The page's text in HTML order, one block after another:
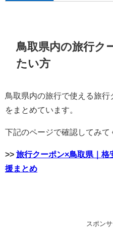
鳥取県内の旅行ク
たい方
鳥取県内の旅行で使える旅
をまとめています。
下記のページで確認してみて
>> 旅行クーポン×鳥取県｜格
援まとめ
スポン